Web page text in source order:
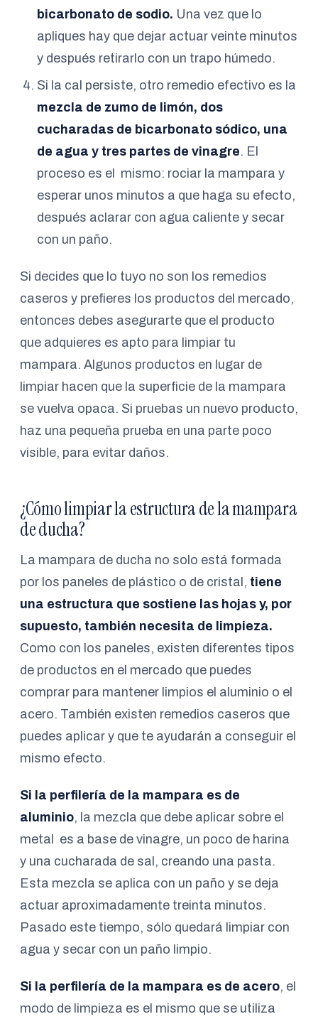
bicarbonato de sodio. Una vez que lo
apliques hay que dejar actuar veinte minutos
y después retirarlo con un trapo húmedo.
Si la cal persiste, otro remedio efectivo es la
mezcla de zumo de limón, dos
cucharadas de bicarbonato sódico, una
de agua y tres partes de vinagre. El
proceso es el mismo: rociar la mampara y
esperar unos minutos a que haga su efecto,
después aclarar con agua caliente y secar
con un paño.
Si decides que lo tuyo no son los remedios
caseros y prefieres los productos del mercado,
entonces debes asegurarte que el producto
que adquieres es apto para limpiar tu
mampara. Algunos productos en lugar de
limpiar hacen que la superficie de la mampara
se vuelva opaca. Si pruebas un nuevo producto,
haz una pequeña prueba en una parte poco
visible, para evitar daños.
¿Cómo limpiar la estructura de la mampara
de ducha?
La mampara de ducha no solo está formada
por los paneles de plástico o de cristal, tiene
una estructura que sostiene las hojas y, por
supuesto, también necesita de limpieza.
Como con los paneles, existen diferentes tipos
de productos en el mercado que puedes
comprar para mantener limpios el aluminio o el
acero. También existen remedios caseros que
puedes aplicar y que te ayudarán a conseguir el
mismo efecto.
Si la perfilería de la mampara es de
aluminio, la mezcla que debe aplicar sobre el
metal es a base de vinagre, un poco de harina
y una cucharada de sal, creando una pasta.
Esta mezcla se aplica con un paño y se deja
actuar aproximadamente treinta minutos.
Pasado este tiempo, sólo quedará limpiar con
agua y secar con un paño limpio.
Si la perfilería de la mampara es de acero, el
modo de limpieza es el mismo que se utiliza